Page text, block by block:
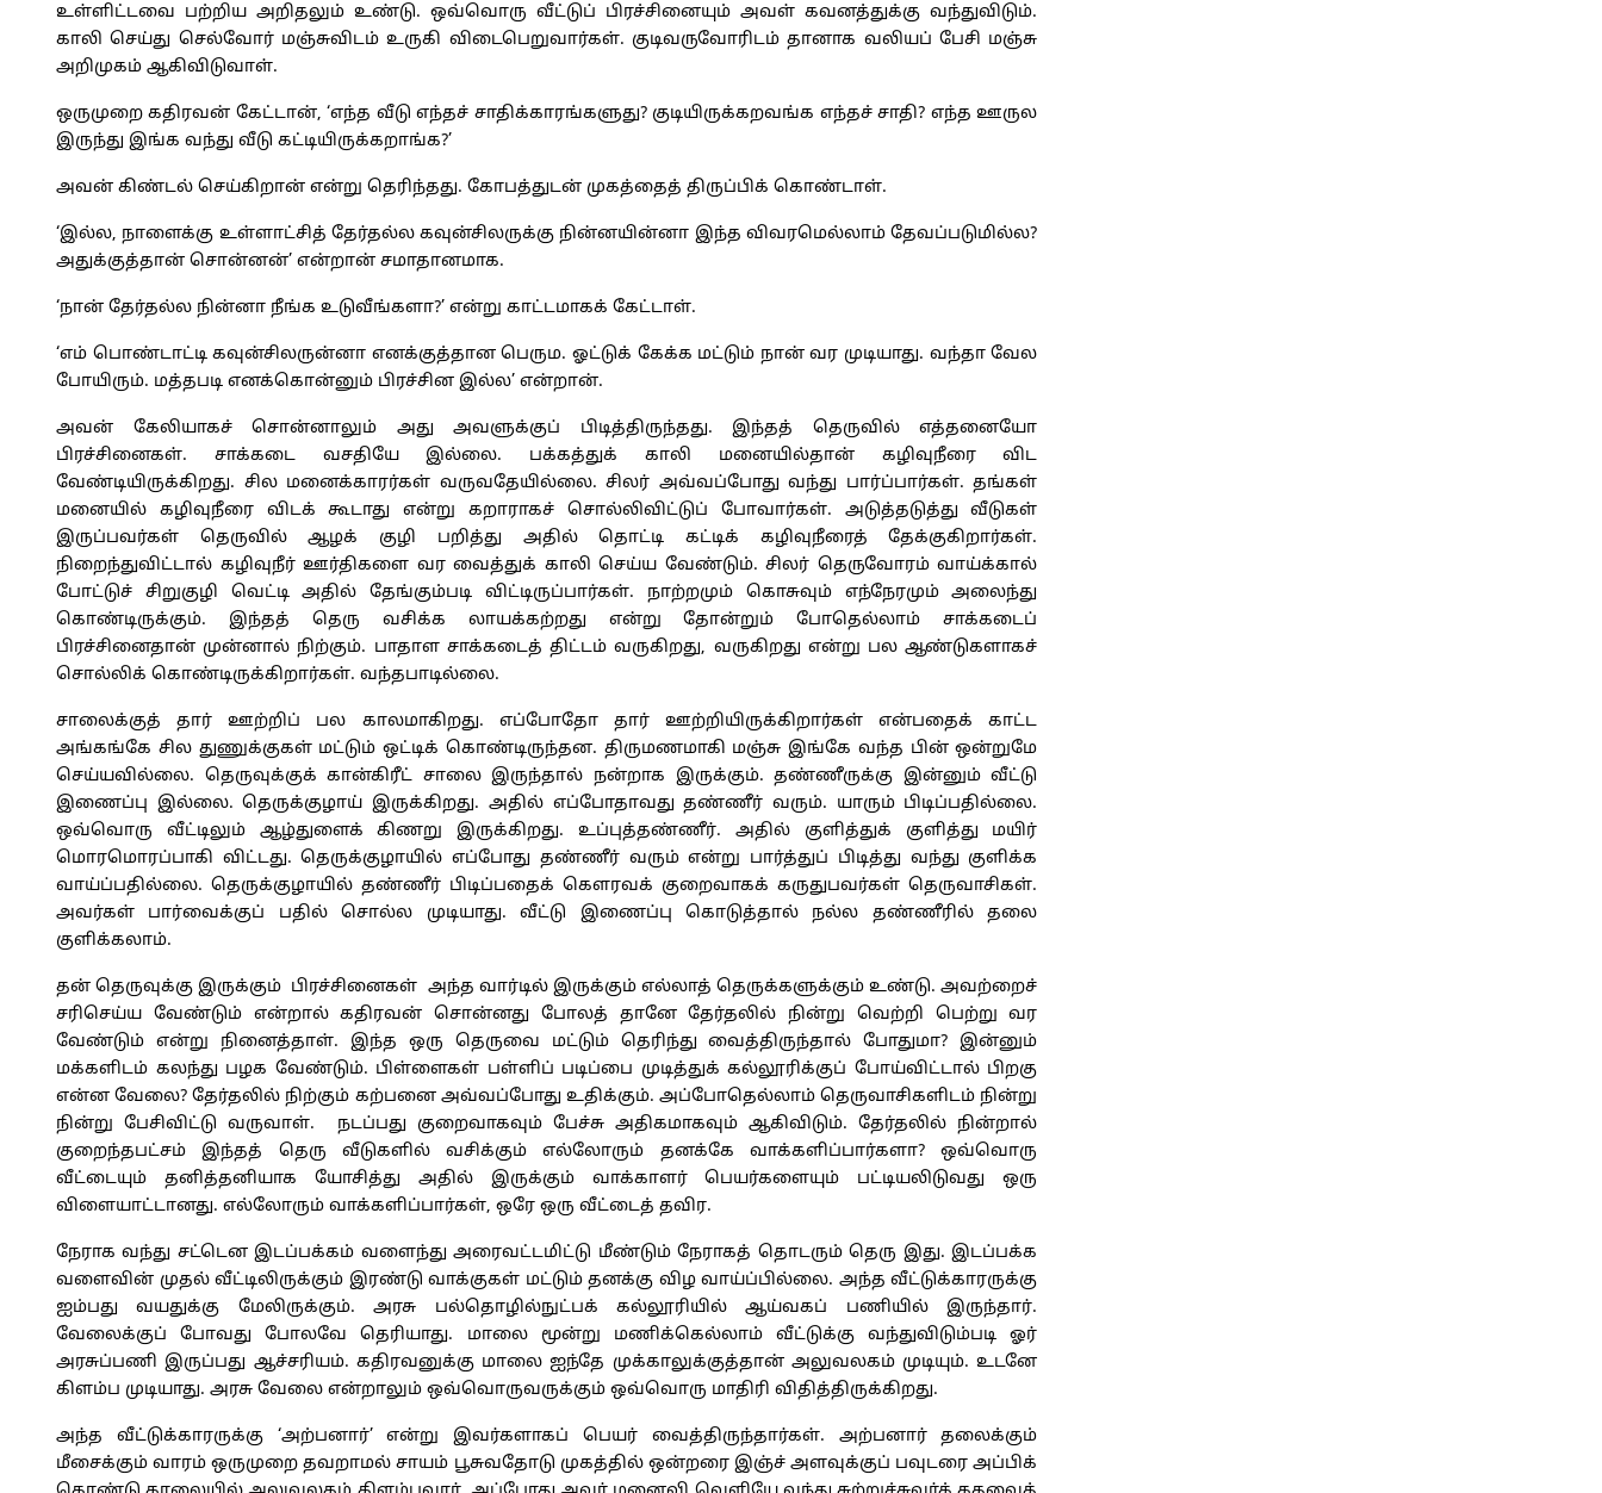
உள்ளிட்டவை பற்றிய அறிதலும் உண்டு. ஒவ்வொரு வீட்டுப் பிரச்சினையும் அவள் கவனத்துக்கு வந்துவிடும்.
காலி செய்து செல்வோர் மஞ்சுவிடம் உருகி விடைபெறுவார்கள். குடிவருவோரிடம் தானாக வலியப் பேசி மஞ்சு
அறிமுகம் ஆகிவிடுவாள்.
ஒருமுறை கதிரவன் கேட்டான், ‘எந்த வீடு எந்தச் சாதிக்காரங்களுது? குடியிருக்கறவங்க எந்தச் சாதி? எந்த ஊருல
இருந்து இங்க வந்து வீடு கட்டியிருக்கறாங்க?’
அவன் கிண்டல் செய்கிறான் என்று தெரிந்தது. கோபத்துடன் முகத்தைத் திருப்பிக் கொண்டாள்.
‘இல்ல, நாளைக்கு உள்ளாட்சித் தேர்தல்ல கவுன்சிலருக்கு நின்னயின்னா இந்த விவரமெல்லாம் தேவப்படுமில்ல?
அதுக்குத்தான் சொன்னன்’ என்றான் சமாதானமாக.
‘நான் தேர்தல்ல நின்னா நீங்க உடுவீங்களா?’ என்று காட்டமாகக் கேட்டாள்.
‘எம் பொண்டாட்டி கவுன்சிலருன்னா எனக்குத்தான பெரும. ஓட்டுக் கேக்க மட்டும் நான் வர முடியாது. வந்தா வேல
போயிரும். மத்தபடி எனக்கொன்னும் பிரச்சின இல்ல’ என்றான்.
அவன் கேலியாகச் சொன்னாலும் அது அவளுக்குப் பிடித்திருந்தது. இந்தத் தெருவில் எத்தனையோ
பிரச்சினைகள். சாக்கடை வசதியே இல்லை. பக்கத்துக் காலி மனையில்தான் கழிவுநீரை விட
வேண்டியிருக்கிறது. சில மனைக்காரர்கள் வருவதேயில்லை. சிலர் அவ்வப்போது வந்து பார்ப்பார்கள். தங்கள்
மனையில் கழிவுநீரை விடக் கூடாது என்று கறாராகச் சொல்லிவிட்டுப் போவார்கள். அடுத்தடுத்து வீடுகள்
இருப்பவர்கள் தெருவில் ஆழக் குழி பறித்து அதில் தொட்டி கட்டிக் கழிவுநீரைத் தேக்குகிறார்கள்.
நிறைந்துவிட்டால் கழிவுநீர் ஊர்திகளை வர வைத்துக் காலி செய்ய வேண்டும். சிலர் தெருவோரம் வாய்க்கால்
போட்டுச் சிறுகுழி வெட்டி அதில் தேங்கும்படி விட்டிருப்பார்கள். நாற்றமும் கொசுவும் எந்நேரமும் அலைந்து
கொண்டிருக்கும். இந்தத் தெரு வசிக்க லாயக்கற்றது என்று தோன்றும் போதெல்லாம் சாக்கடைப்
பிரச்சினைதான் முன்னால் நிற்கும். பாதாள சாக்கடைத் திட்டம் வருகிறது, வருகிறது என்று பல ஆண்டுகளாகச்
சொல்லிக் கொண்டிருக்கிறார்கள். வந்தபாடில்லை.
சாலைக்குத் தார் ஊற்றிப் பல காலமாகிறது. எப்போதோ தார் ஊற்றியிருக்கிறார்கள் என்பதைக் காட்ட
அங்கங்கே சில துணுக்குகள் மட்டும் ஒட்டிக் கொண்டிருந்தன. திருமணமாகி மஞ்சு இங்கே வந்த பின் ஒன்றுமே
செய்யவில்லை. தெருவுக்குக் கான்கிரீட் சாலை இருந்தால் நன்றாக இருக்கும். தண்ணீருக்கு இன்னும் வீட்டு
இணைப்பு இல்லை. தெருக்குழாய் இருக்கிறது. அதில் எப்போதாவது தண்ணீர் வரும். யாரும் பிடிப்பதில்லை.
ஒவ்வொரு வீட்டிலும் ஆழ்துளைக் கிணறு இருக்கிறது. உப்புத்தண்ணீர். அதில் குளித்துக் குளித்து மயிர்
மொரமொரப்பாகி விட்டது. தெருக்குழாயில் எப்போது தண்ணீர் வரும் என்று பார்த்துப் பிடித்து வந்து குளிக்க
வாய்ப்பதில்லை. தெருக்குழாயில் தண்ணீர் பிடிப்பதைக் கௌரவக் குறைவாகக் கருதுபவர்கள் தெருவாசிகள்.
அவர்கள் பார்வைக்குப் பதில் சொல்ல முடியாது. வீட்டு இணைப்பு கொடுத்தால் நல்ல தண்ணீரில் தலை
குளிக்கலாம்.
தன் தெருவுக்கு இருக்கும் பிரச்சினைகள் அந்த வார்டில் இருக்கும் எல்லாத் தெருக்களுக்கும் உண்டு. அவற்றைச்
சரிசெய்ய வேண்டும் என்றால் கதிரவன் சொன்னது போலத் தானே தேர்தலில் நின்று வெற்றி பெற்று வர
வேண்டும் என்று நினைத்தாள். இந்த ஒரு தெருவை மட்டும் தெரிந்து வைத்திருந்தால் போதுமா? இன்னும்
மக்களிடம் கலந்து பழக வேண்டும். பிள்ளைகள் பள்ளிப் படிப்பை முடித்துக் கல்லூரிக்குப் போய்விட்டால் பிறகு
என்ன வேலை? தேர்தலில் நிற்கும் கற்பனை அவ்வப்போது உதிக்கும். அப்போதெல்லாம் தெருவாசிகளிடம் நின்று
நின்று பேசிவிட்டு வருவாள். நடப்பது குறைவாகவும் பேச்சு அதிகமாகவும் ஆகிவிடும். தேர்தலில் நின்றால்
குறைந்தபட்சம் இந்தத் தெரு வீடுகளில் வசிக்கும் எல்லோரும் தனக்கே வாக்களிப்பார்களா? ஒவ்வொரு
வீட்டையும் தனித்தனியாக யோசித்து அதில் இருக்கும் வாக்காளர் பெயர்களையும் பட்டியலிடுவது ஒரு
விளையாட்டானது. எல்லோரும் வாக்களிப்பார்கள், ஒரே ஒரு வீட்டைத் தவிர.
நேராக வந்து சட்டென இடப்பக்கம் வளைந்து அரைவட்டமிட்டு மீண்டும் நேராகத் தொடரும் தெரு இது. இடப்பக்க
வளைவின் முதல் வீட்டிலிருக்கும் இரண்டு வாக்குகள் மட்டும் தனக்கு விழ வாய்ப்பில்லை. அந்த வீட்டுக்காரருக்கு
ஐம்பது வயதுக்கு மேலிருக்கும். அரசு பல்தொழில்நுட்பக் கல்லூரியில் ஆய்வகப் பணியில் இருந்தார்.
வேலைக்குப் போவது போலவே தெரியாது. மாலை மூன்று மணிக்கெல்லாம் வீட்டுக்கு வந்துவிடும்படி ஓர்
அரசுப்பணி இருப்பது ஆச்சரியம். கதிரவனுக்கு மாலை ஐந்தே முக்காலுக்குத்தான் அலுவலகம் முடியும். உடனே
கிளம்ப முடியாது. அரசு வேலை என்றாலும் ஒவ்வொருவருக்கும் ஒவ்வொரு மாதிரி விதித்திருக்கிறது.
அந்த வீட்டுக்காரருக்கு ‘அற்பனார்’ என்று இவர்களாகப் பெயர் வைத்திருந்தார்கள். அற்பனார் தலைக்கும்
மீசைக்கும் வாரம் ஒருமுறை தவறாமல் சாயம் பூசுவதோடு முகத்தில் ஒன்றரை இஞ்ச் அளவுக்குப் பவுடரை அப்பிக்